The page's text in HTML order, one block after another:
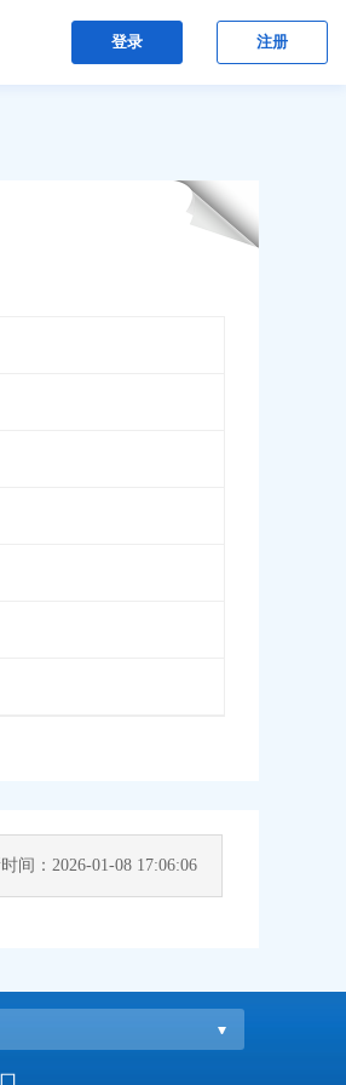
登录 注册
间：2026-01-08 17:06:06